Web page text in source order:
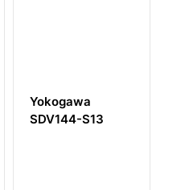
Modulo
processore